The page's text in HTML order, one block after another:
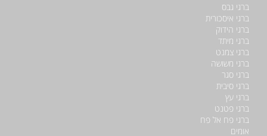
ברגי גבס
ברגי איסכורית
ברגי הידוק
ברגי מיתד
ברגי צמנט
ברגי משושה
ברגי סגר
ברגי סיבית
ברגי עץ
ברגי פטנט
ברגי פח אל פח
אומים